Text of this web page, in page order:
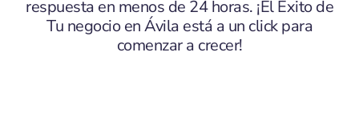
respuesta en menos de 24 horas. ¡El Éxito de
Tu negocio en Ávila está a un click para
comenzar a crecer!